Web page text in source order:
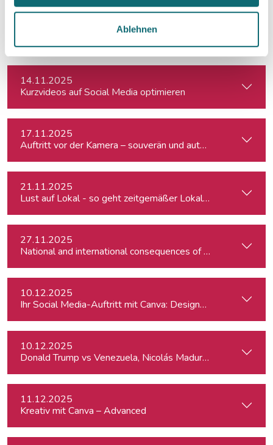
Ablehnen
14.11.2025
Kurzvideos auf Social Media optimieren
17.11.2025
Auftritt vor der Kamera – souverän und authentisch
21.11.2025
Lust auf Lokal - so geht zeitgemäßer Lokaljournalismus
27.11.2025
10.12.2025
Ihr Social Media-Auftritt mit Canva: Designs, die begeistern
10.12.2025
Donald Trump vs Venezuela, Nicolás Maduro and narco-
11.12.2025
Kreativ mit Canva – Advanced